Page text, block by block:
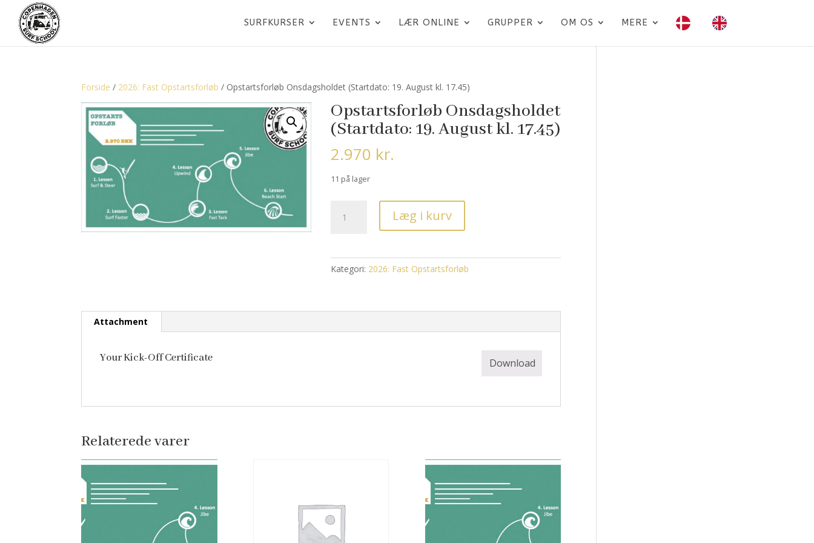
SURFKURSER EVENTS LÆR ONLINE GRUPPER OM OS MERE
Forside / 2026: Fast Opstartsforløb / Opstartsforløb Onsdagsholdet (Startdato: 19. August kl. 17.45)
Opstartsforløb Onsdagsholdet
(Startdato: 19. August kl. 17.45)
2.970 kr.
11 på lager
Onsdagsholdet
Læg i kurv
Kategori: 2026: Fast Opstartsforløb
Attachment
Your Kick-Off Certificate Download
Relaterede varer